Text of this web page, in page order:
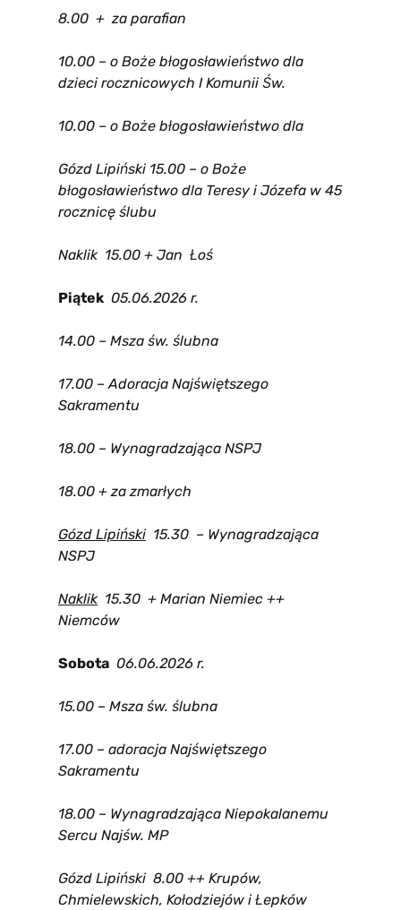
8.00 + za parafian
10.00 – o Boże błogosławieństwo dla
dzieci rocznicowych I Komunii Św.
10.00 – o Boże błogosławieństwo dla
Gózd Lipiński 15.00 – o Boże
błogosławieństwo dla Teresy i Józefa w 45
rocznicę ślubu
Naklik 15.00 + Jan Łoś
Piątek 05.06.2026 r.
14.00 – Msza św. ślubna
17.00 – Adoracja Najświętszego
Sakramentu
18.00 – Wynagradzająca NSPJ
18.00 + za zmarłych
Gózd Lipiński 15.30 – Wynagradzająca
NSPJ
Naklik 15.30 + Marian Niemiec ++
Niemców
Sobota 06.06.2026 r.
15.00 – Msza św. ślubna
17.00 – adoracja Najświętszego
Sakramentu
18.00 – Wynagradzająca Niepokalanemu
Sercu Najśw. MP
Gózd Lipiński 8.00 ++ Krupów,
Chmielewskich, Kołodziejów i Łepków